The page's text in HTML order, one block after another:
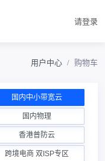
请登录
用户中心 购物车
国内中小带宽云
国内物理
香港普防云
跨境电商 双ISP专区